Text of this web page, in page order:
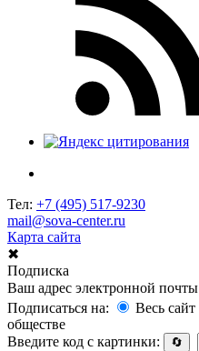
Тел: +7 (495) 517-9230
mail@sova-center.ru
Карта сайта
✖
Подписка
Ваш адрес электронной почты
Подписаться на:
Весь сайт
обществе
Введите код с картинки:
🔄